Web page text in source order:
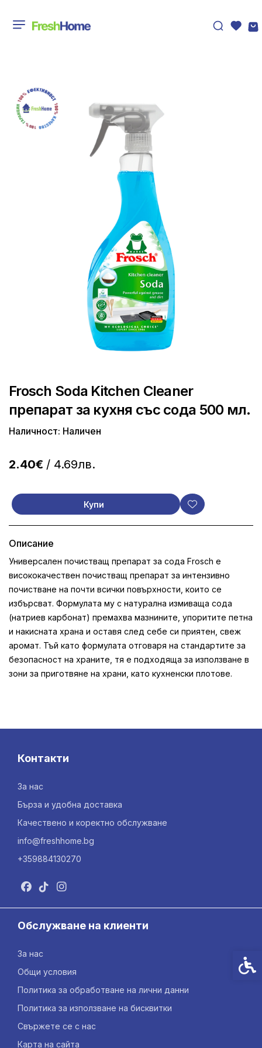
Frosch Soda Kitchen Cleaner
препарат за кухня със сода 500 мл.
Наличност: Наличен
2.40€ / 4.69лв.
Купи
Описание
Универсален почистващ препарат за сода Frosch е
висококачествен почистващ препарат за интензивно
почистване на почти всички повърхности, които се
избърсват. Формулата му с натурална измиваща сода
(натриев карбонат) премахва мазнините, упоритите петна
и накисната храна и оставя след себе си приятен, свеж
аромат. Тъй като формулата отговаря на стандартите за
безопасност на храните, тя е подходяща за използване в
зони за приготвяне на храни, като кухненски плотове.
Контакти
За нас
Бърза и удобна доставка
Качествено и коректно обслужване
info@freshhome.bg
+359884130270
Обслужване на клиенти
За нас
Общи условия
Политика за обработване на лични данни
Политика за използване на бисквитки
Свържете се с нас
Карта на сайта